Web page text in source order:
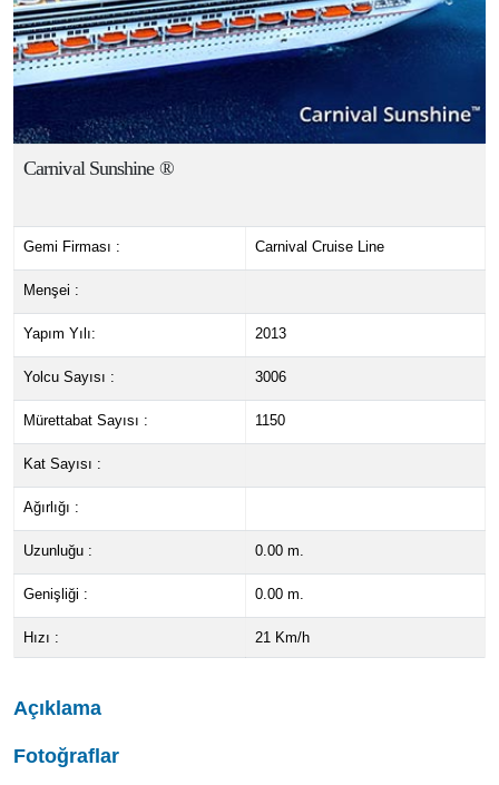
Carnival Sunshine ®
Gemi Firması : Carnival Cruise Line
Menşei :
Yapım Yılı: 2013
Yolcu Sayısı : 3006
Mürettabat Sayısı : 1150
Kat Sayısı :
Ağırlığı :
Uzunluğu : 0.00 m.
Genişliği : 0.00 m.
Hızı : 21 Km/h
Açıklama
Fotoğraflar